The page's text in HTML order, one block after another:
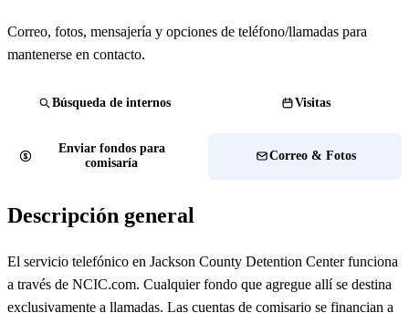
Correo, fotos, mensajería y opciones de teléfono/llamadas para
mantenerse en contacto.
Búsqueda de internos Visitas
Enviar fondos para
comisaría
Correo & Fotos
Descripción general
El servicio telefónico en Jackson County Detention Center funciona
a través de NCIC.com. Cualquier fondo que agregue allí se destina
exclusivamente a llamadas. Las cuentas de comisario se financian a